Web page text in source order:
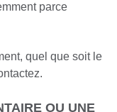
parce
quel que soit le
OU UNE